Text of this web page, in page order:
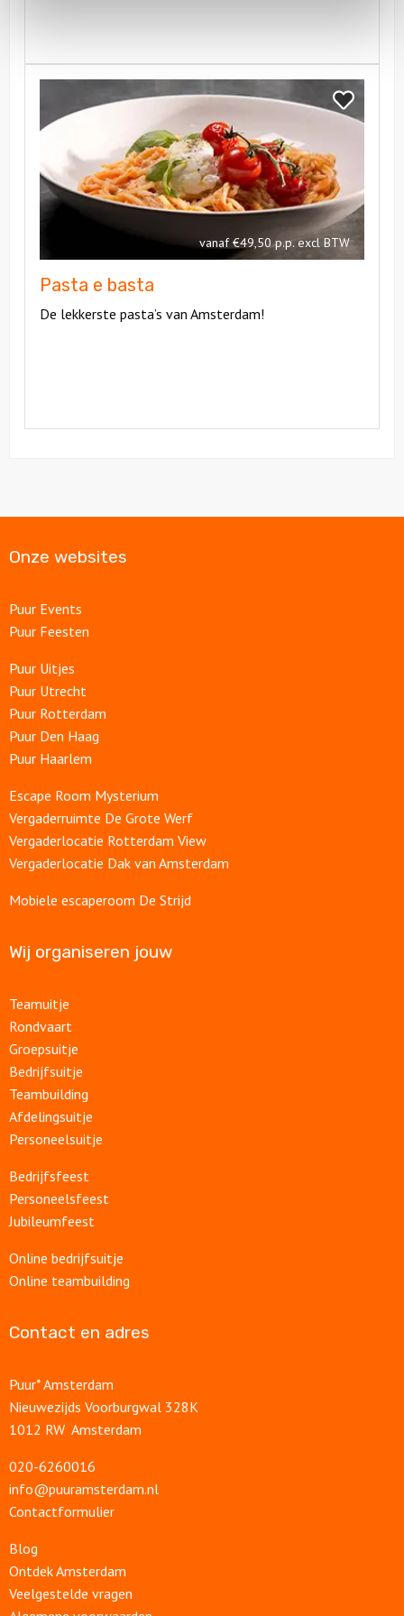
Bekijk
Pasta
basta
vanaf €49,50 p.p. excl BTW
Pasta e basta
De lekkerste pasta’s van Amsterdam!
Onze websites
Puur Events
Puur Feesten
Puur Uitjes
Puur Utrecht
Puur Rotterdam
Puur Den Haag
Puur Haarlem
Escape Room Mysterium
Vergaderruimte De Grote Werf
Vergaderlocatie Rotterdam View
Vergaderlocatie Dak van Amsterdam
Mobiele escaperoom De Strijd
Wij organiseren jouw
Teamuitje
Rondvaart
Groepsuitje
Bedrijfsuitje
Teambuilding
Afdelingsuitje
Personeelsuitje
Bedrijfsfeest
Personeelsfeest
Jubileumfeest
Online bedrijfsuitje
Online teambuilding
Contact en adres
Puur* Amsterdam
Nieuwezijds Voorburgwal 328K
1012 RW Amsterdam
020-6260016
info@puuramsterdam.nl
Contactformulier
Blog
Ontdek Amsterdam
Veelgestelde vragen